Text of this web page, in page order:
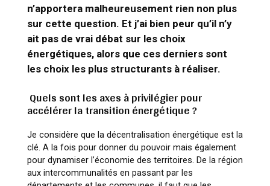
n’apportera malheureusement rien non plus
sur cette question. Et j’ai bien peur qu’il n’y
ait pas de vrai débat sur les choix
énergétiques, alors que ces derniers sont
les choix les plus structurants à réaliser.
Quels sont les axes à privilégier pour
accélérer la transition énergétique ?
Je considère que la décentralisation énergétique est la
clé. A la fois pour donner du pouvoir mais également
pour dynamiser l’économie des territoires. De la région
aux intercommunalités en passant par les